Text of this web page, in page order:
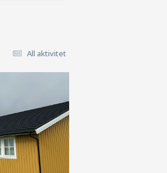
All aktivitet